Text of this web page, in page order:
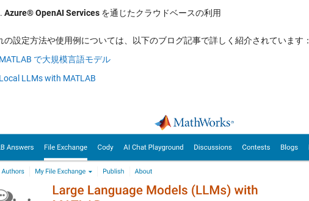
Azure® OpenAI Services を通じたクラウドベースの利用
の設定方法や使用例については、以下のブログ記事で詳しく紹介されています：
で大規模言語モデル
LLMs with MATLAB